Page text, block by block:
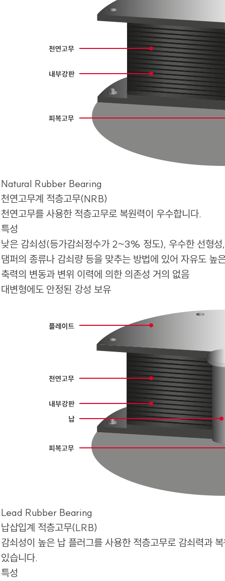
Natural Rubber Bearing
천연고무계 적층고무(NRB)
천연고무를 사용한 적층고무로 복원력이 우수합니다.
특성
낮은 감쇠성(등가감쇠정수가 2~3% 정도), 우수한 선형성
댐퍼의 종류나 감쇠량 등을 맞추는 방법에 있어 자유도 높
축력의 변동과 변위 이력에 의한 의존성 거의 없음
대변형에도 안정된 강성 보유
Lead Rubber Bearing
납삽입계 적층고무(LRB)
감쇠성이 높은 납 플러그를 사용한 적층고무로 감쇠력과
있습니다.
특성